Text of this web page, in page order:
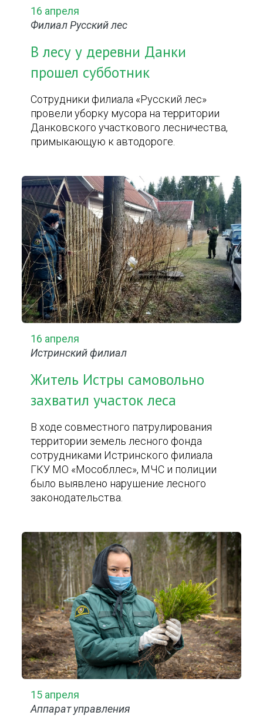
16 апреля
Филиал Русский лес
В лесу у деревни Данки
прошел субботник
Сотрудники филиала «Русский лес»
провели уборку мусора на территории
Данковского участкового лесничества,
примыкающую к автодороге.
16 апреля
Истринский филиал
Житель Истры самовольно
захватил участок леса
В ходе совместного патрулирования
территории земель лесного фонда
сотрудниками Истринского филиала
ГКУ МО «Мособллес», МЧС и полиции
было выявлено нарушение лесного
законодательства.
15 апреля
Аппарат управления